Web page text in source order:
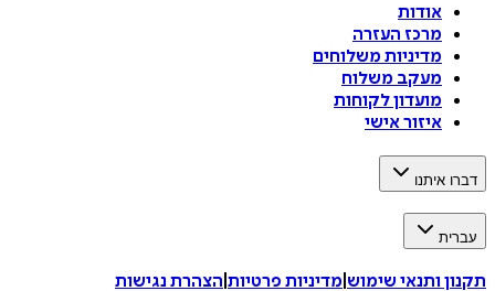
אודות
מרכז העזרה
מדיניות משלוחים
מעקב משלוח
מועדון לקוחות
איזור אישי
דברו איתנו
עברית
תקנון ותנאי שימוש מדיניות פרטיות הצהרת נגישות